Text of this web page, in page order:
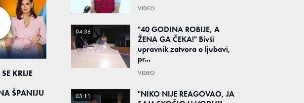
KRIJE
ŠPANIJU
VIDEO
04:36
"40 GODINA ROBIJE, A
ŽENA GA ČEKA!" Bivši
upravnik zatvora o ljubavi,
pr...
VIDEO
03:11
"NIKO NIJE REAGOVAO, JA